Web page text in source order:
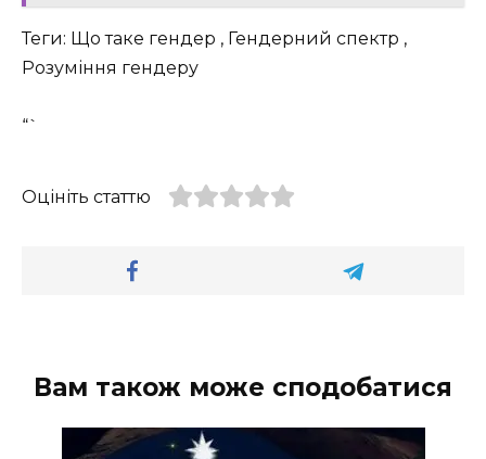
Теги: Що таке гендер , Гендерний спектр ,
Розуміння гендеру
“`
Оцініть статтю
Вам також може сподобатися